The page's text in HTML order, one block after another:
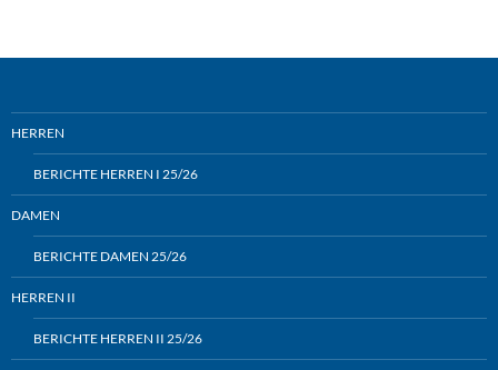
HERREN
BERICHTE HERREN I 25/26
DAMEN
BERICHTE DAMEN 25/26
HERREN II
BERICHTE HERREN II 25/26